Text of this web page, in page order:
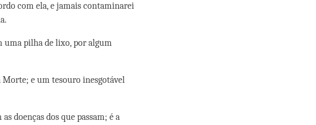
com ela, e jamais contaminarei
uma pilha de lixo, por algum
e um tesouro inesgotável
doenças dos que passam; é a